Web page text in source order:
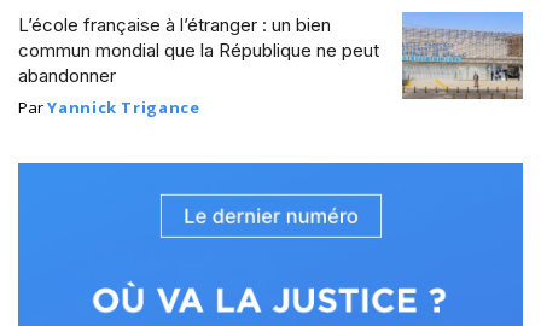
L’école française à l’étranger : un bien
commun mondial que la République ne peut
abandonner
ParYannick Trigance